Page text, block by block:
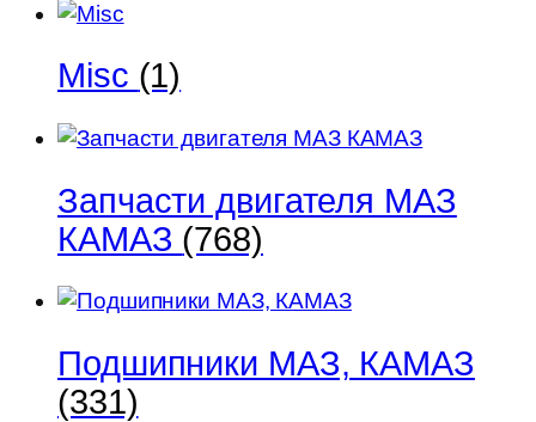
Misc (1)
Запчасти двигателя МАЗ
КАМАЗ (768)
Подшипники МАЗ, КАМАЗ
(331)